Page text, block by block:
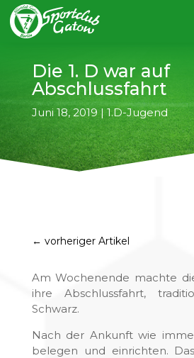
Die 1. D war auf
Abschlussfahrt
Juni 18, 2019 | 1.D-Jugend
← vorheriger Artikel
Am Wochenende machte
ihre Abschlussfahrt,
Schwarz.
Nach der Ankunft wie
belegen und einrichten.